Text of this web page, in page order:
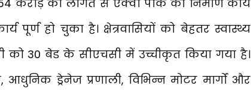
करोड़ की लागत से एक्वा पार्क का निर्माण कार्य
हो चुका है। क्षेत्रवासियों को बेहतर स्वास्थ्य
को 30 बेड के सीएचसी में उच्चीकृत किया गया है।
ड्रेनेज प्रणाली, विभिन्न मोटर मार्गों और